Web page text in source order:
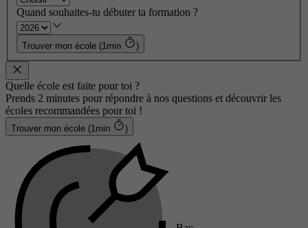
Quand souhaites-tu débuter ta formation ?
Trouver mon école (1min )
Quelle école est faite pour toi ?
Prends 2 minutes pour répondre à nos questions et découvrir les
écoles recommandées pour toi !
Trouver mon école (1min )